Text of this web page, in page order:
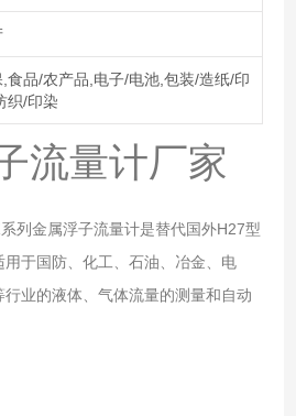
,食品/农产品,电子/电池,包装/造纸/印
织/印染
流量计厂家
列金属浮子流量计是替代国外H27型
于国防、化工、石油、冶金、电
业的液体、气体流量的测量和自动